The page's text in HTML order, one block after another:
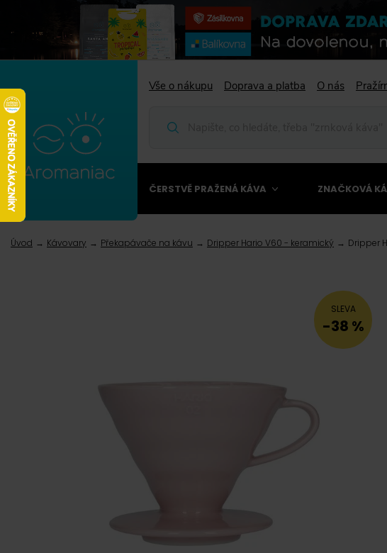
Vše o nákupu Doprava a platba O nás
ČERSTVĚ PRAŽENÁ KÁVA ZNAČKOVÁ
Úvod Kávovary Překapávače na kávu Dripper Hario V60 - keramický Dripper
SLEVA
-38 %